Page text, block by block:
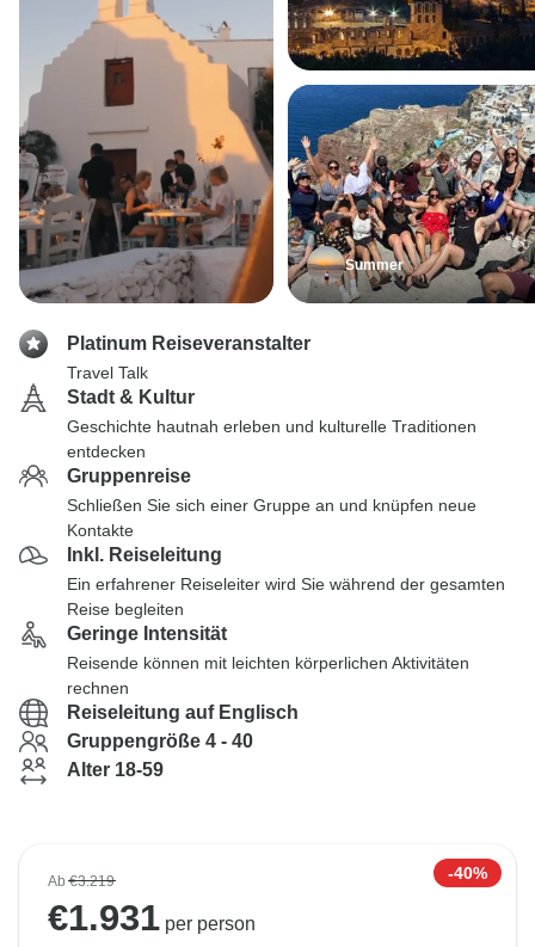
Summer
Platinum Reiseveranstalter
Travel Talk
Stadt & Kultur
Geschichte hautnah erleben und kulturelle Traditionen
entdecken
Gruppenreise
Schließen Sie sich einer Gruppe an und knüpfen neue
Kontakte
Inkl. Reiseleitung
Ein erfahrener Reiseleiter wird Sie während der gesamten
Reise begleiten
Geringe Intensität
Reisende können mit leichten körperlichen Aktivitäten
rechnen
Reiseleitung auf Englisch
Gruppengröße 4 - 40
Alter 18-59
Ab€3.219 -40%
€1.931 per person